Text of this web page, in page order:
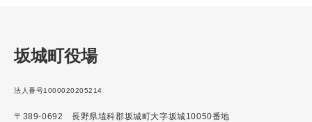
坂城町役場
法人番号1000020205214
〒389-0692 長野県埴科郡坂城町大字坂城10050番地